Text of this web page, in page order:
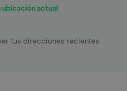
ubicación actual
tus direcciones recientes